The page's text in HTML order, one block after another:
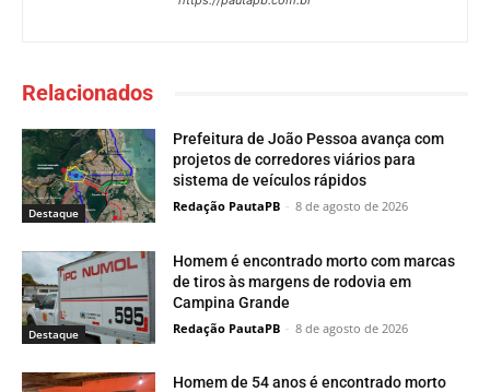
Relacionados
Destaque
Prefeitura de João Pessoa avança com
projetos de corredores viários para
sistema de veículos rápidos
Redação PautaPB - 8 de agosto de 2026
Destaque
Homem é encontrado morto com marcas
de tiros às margens de rodovia em
Campina Grande
Redação PautaPB - 8 de agosto de 2026
Homem de 54 anos é encontrado morto